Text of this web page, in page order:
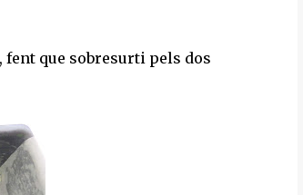
fent que sobresurti pels dos